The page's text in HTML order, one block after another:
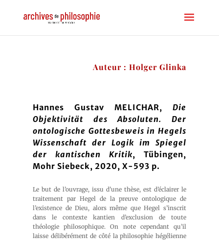
Auteur : Holger Glinka
Hannes Gustav MELICHAR, Die
Objektivität des Absoluten. Der
ontologische Gottesbeweis in Hegels
Wissenschaft der Logik im Spiegel
der kantischen Kritik, Tübingen,
Mohr Siebeck, 2020, X-593 p.
Le but de l’ouvrage, issu d’une thèse, est d’éclairer le
traitement par Hegel de la preuve ontologique de
l’existence de Dieu, alors même que Hegel s’inscrit
dans le contexte kantien d’exclusion de toute
théologie philosophique. On note cependant qu’il
laisse délibérément de côté la philosophie hégélienne